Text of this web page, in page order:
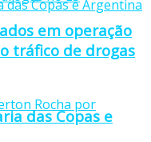
das Copas e
em operação
tráfico de drogas